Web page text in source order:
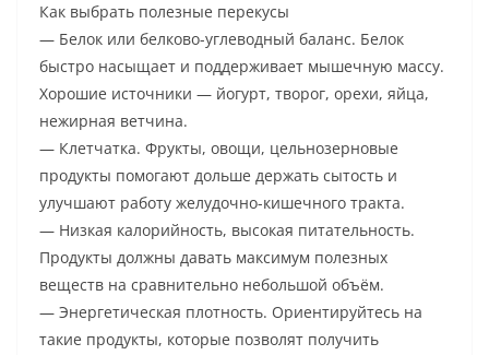
Как выбрать полезные перекусы
— Белок или белково-углеводный баланс. Белок
быстро насыщает и поддерживает мышечную массу.
Хорошие источники — йогурт, творог, орехи, яйца,
нежирная ветчина.
— Клетчатка. Фрукты, овощи, цельнозерновые
продукты помогают дольше держать сытость и
улучшают работу желудочно-кишечного тракта.
— Низкая калорийность, высокая питательность.
Продукты должны давать максимум полезных
веществ на сравнительно небольшой объём.
— Энергетическая плотность. Ориентируйтесь на
такие продукты, которые позволят получить